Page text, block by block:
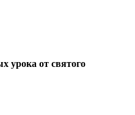
урока от святого